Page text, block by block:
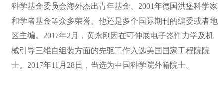
科学基金委员会海外杰出青年基金、2001年德国洪堡科学家
和学者基金等众多荣誉。他还是多个国际期刊的编委或者地
区主编。2017年2月，黄永刚因在可伸展电子器件力学及机
械引导三维自组装方面的先驱工作入选美国国家工程院院
士。2017年11月28日，当选为中国科学院外籍院士。